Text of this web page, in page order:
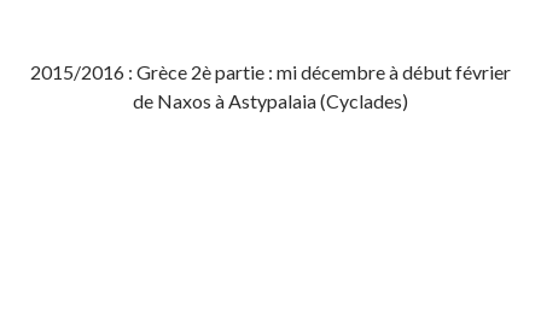
2015/2016 : Grèce 2è partie : mi décembre à début février
de Naxos à Astypalaia (Cyclades)